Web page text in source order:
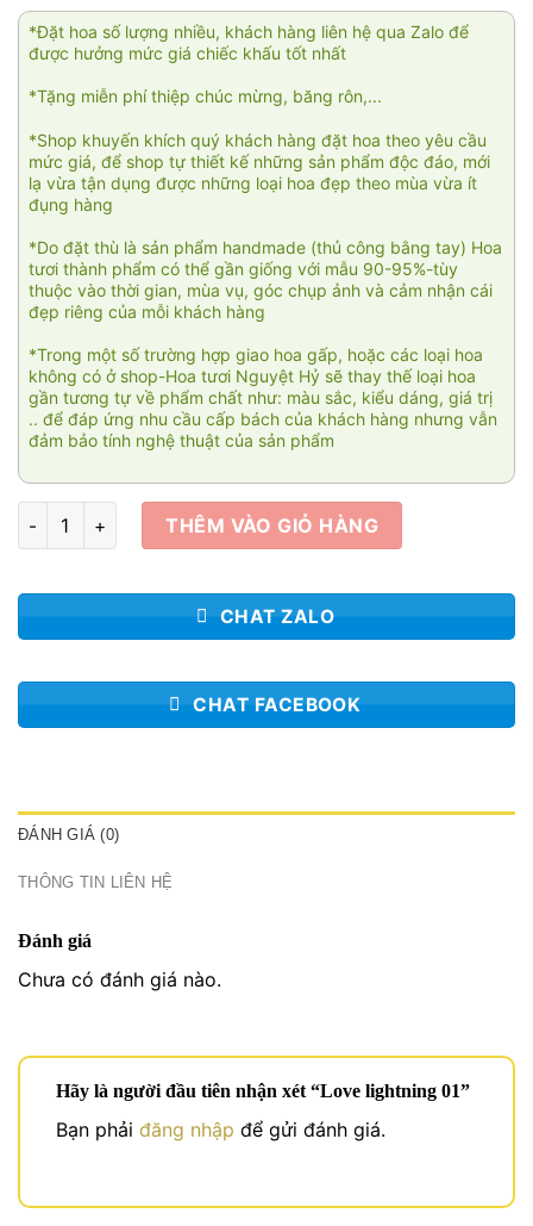
*Đặt hoa số lượng nhiều, khách hàng liên hệ qua Zalo để
được hưởng mức giá chiếc khấu tốt nhất
*Tặng miễn phí thiệp chúc mừng, băng rôn,...
*Shop khuyến khích quý khách hàng đặt hoa theo yêu cầu
mức giá, để shop tự thiết kế những sản phẩm độc đáo, mới
lạ vừa tận dụng được những loại hoa đẹp theo mùa vừa ít
đụng hàng
*Do đặt thù là sản phẩm handmade (thủ công bằng tay) Hoa
tươi thành phẩm có thể gần giống với mẫu 90-95%-tùy
thuộc vào thời gian, mùa vụ, góc chụp ảnh và cảm nhận cái
đẹp riêng của mỗi khách hàng
*Trong một số trường hợp giao hoa gấp, hoặc các loại hoa
không có ở shop-Hoa tươi Nguyệt Hỷ sẽ thay thế loại hoa
gần tương tự về phẩm chất như: màu sắc, kiểu dáng, giá trị
.. để đáp ứng nhu cầu cấp bách của khách hàng nhưng vẫn
đảm bảo tính nghệ thuật của sản phẩm
Love lightning 01 số lượngTHÊM VÀO GIỎ HÀNG
CHAT ZALO
CHAT FACEBOOK
ĐÁNH GIÁ (0)
THÔNG TIN LIÊN HỆ
Đánh giá
Chưa có đánh giá nào.
Hãy là người đầu tiên nhận xét “Love lightning 01”
Bạn phải đăng nhập để gửi đánh giá.